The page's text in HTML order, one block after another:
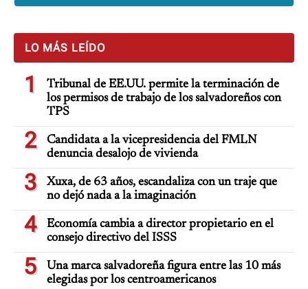
LO MÁS LEÍDO
1
Tribunal de EE.UU. permite la terminación de
los permisos de trabajo de los salvadoreños con
TPS
2
Candidata a la vicepresidencia del FMLN
denuncia desalojo de vivienda
3
Xuxa, de 63 años, escandaliza con un traje que
no dejó nada a la imaginación
4
Economía cambia a director propietario en el
consejo directivo del ISSS
5
Una marca salvadoreña figura entre las 10 más
elegidas por los centroamericanos